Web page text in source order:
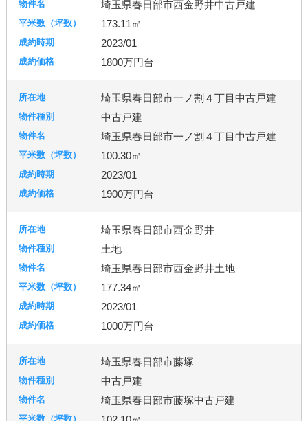
埼玉県春日部市西金野井中古戸建
173.11㎡
2023/01
1800万円台
埼玉県春日部市一ノ割４丁目中古戸建
中古戸建
埼玉県春日部市一ノ割４丁目中古戸建
100.30㎡
2023/01
1900万円台
埼玉県春日部市西金野井
土地
埼玉県春日部市西金野井土地
177.34㎡
2023/01
1000万円台
埼玉県春日部市藤塚
中古戸建
埼玉県春日部市藤塚中古戸建